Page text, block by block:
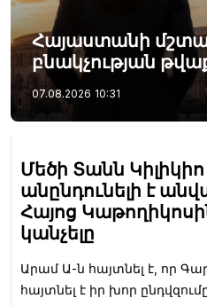
Հայաստանի
բնակչության
07.08.2026 10:31
Մեծի Տանն
անընդունելի է
Հայոց
կանչելը
Արամ Ա-ն հայտնել է, որ
հայտնել է իր խոր